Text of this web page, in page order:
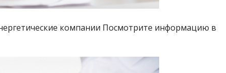
компании Посмотрите информацию в